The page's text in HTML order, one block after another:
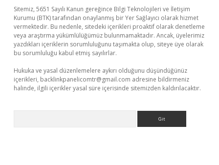
Sitemiz, 5651 Sayılı Kanun gereğince Bilgi Teknolojileri ve İletişim
Kurumu (BTK) tarafından onaylanmış bir Yer Sağlayıcı olarak hizmet
vermektedir. Bu nedenle, sitedeki içerikleri proaktif olarak denetleme
veya araştırma yükümlülüğümüz bulunmamaktadır. Ancak, üyelerimiz
yazdıkları içeriklerin sorumluluğunu taşımakta olup, siteye üye olarak
bu sorumluluğu kabul etmiş sayılırlar.
Hukuka ve yasal düzenlemelere aykırı olduğunu düşündüğünüz
içerikleri, backlinkpanelicomtr@gmail.com adresine bildirmeniz
halinde, ilgili içerikler yasal süre içerisinde sitemizden kaldırılacaktır.